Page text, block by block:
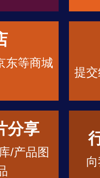
东等商城
提
分享
/产品图